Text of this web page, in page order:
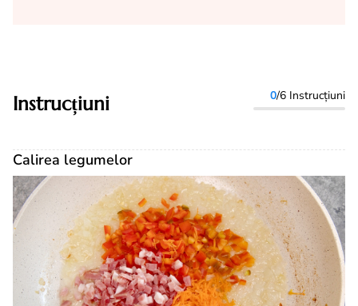
Instrucțiuni 0/6 Instrucțiuni
Calirea legumelor